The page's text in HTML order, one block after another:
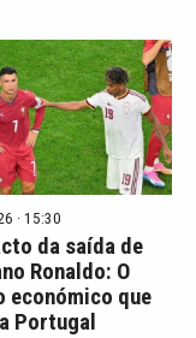
· 15:30
da saída de
Ronaldo: O
económico que
Portugal